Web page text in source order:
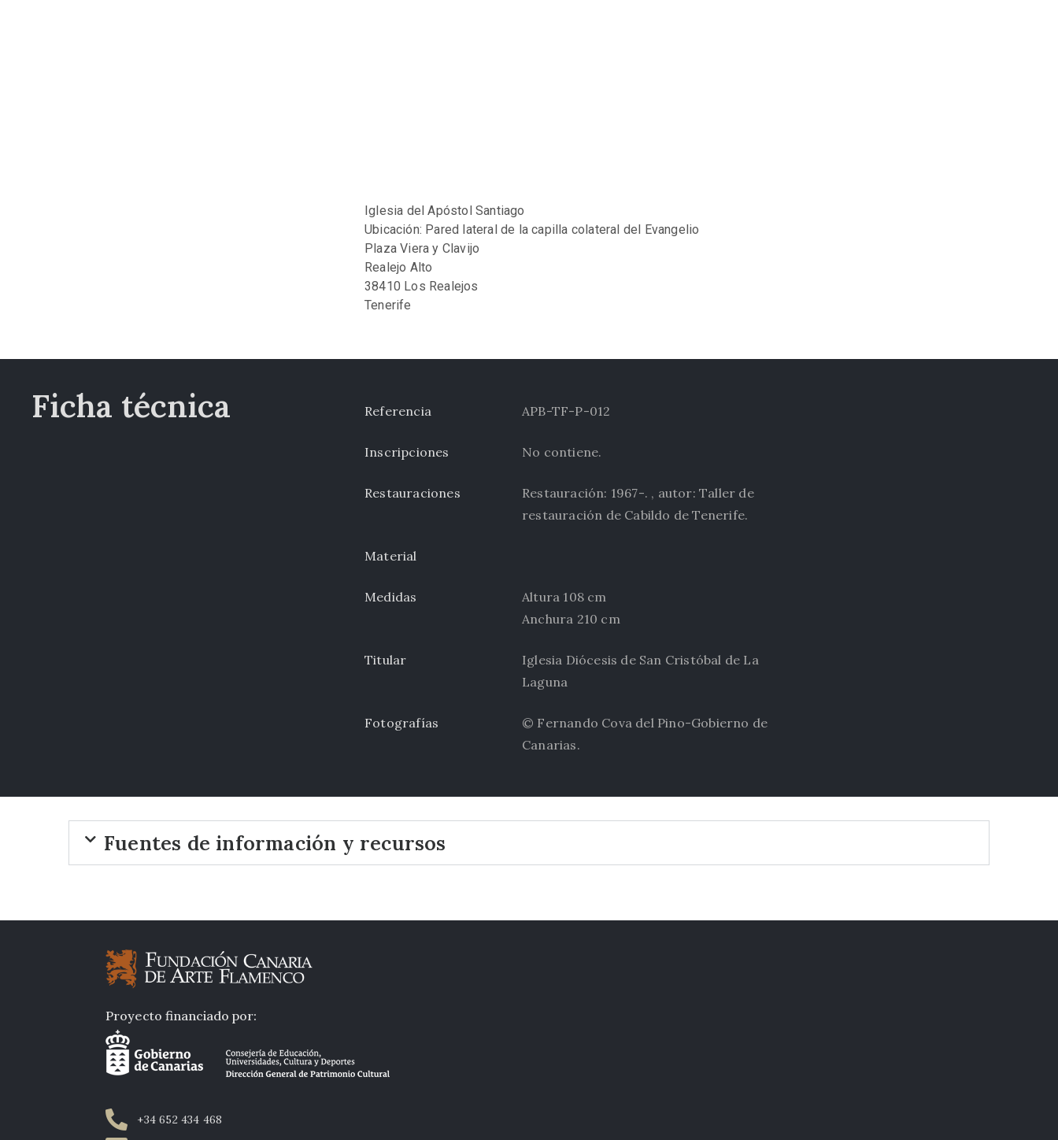
Iglesia del Apóstol Santiago
Ubicación: Pared lateral de la capilla colateral del Evangelio
Plaza Viera y Clavijo
Realejo Alto
38410 Los Realejos
Tenerife
Ficha técnica Referencia APB-TF-P-012
Inscripciones No contiene.
Restauraciones
Restauración: 1967-. , autor: Taller de
restauración de Cabildo de Tenerife.
Material
Medidas
Altura 108 cm
Anchura 210 cm
Titular
Iglesia Diócesis de San Cristóbal de La
Laguna
Fotografías
© Fernando Cova del Pino-Gobierno de
Canarias.
Fuentes de información y recursos
Proyecto financiado por:
+34 652 434 468